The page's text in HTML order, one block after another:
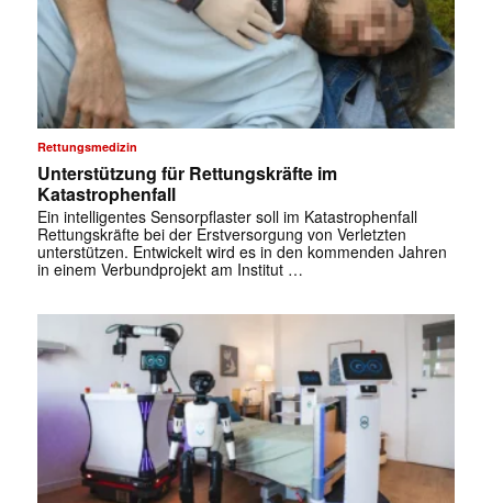
Rettungsmedizin
Unterstützung für Rettungskräfte im
Katastrophenfall
Ein intelligentes Sensorpflaster soll im Katastrophenfall
Rettungskräfte bei der Erstversorgung von Verletzten
unterstützen. Entwickelt wird es in den kommenden Jahren
in einem Verbundprojekt am Institut …